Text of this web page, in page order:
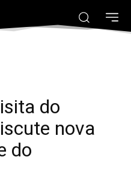
do
nova
do